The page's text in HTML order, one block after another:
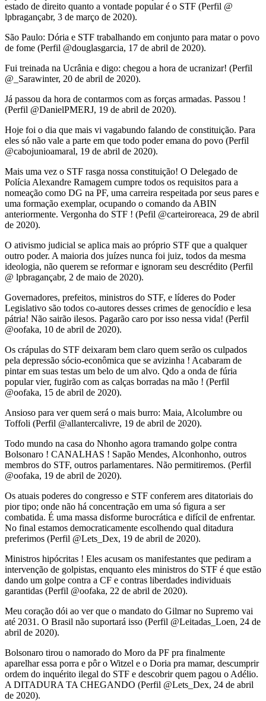
estado de direito quanto a vontade popular é o STF (Perfil @
lpbragançabr, 3 de março de 2020).
São Paulo: Dória e STF trabalhando em conjunto para matar o povo
de fome (Perfil @douglasgarcia, 17 de abril de 2020).
Fui treinada na Ucrânia e digo: chegou a hora de ucranizar! (Perfil
@_Sarawinter, 20 de abril de 2020).
Já passou da hora de contarmos com as forças armadas. Passou !
(Perfil @DanielPMERJ, 19 de abril de 2020).
Hoje foi o dia que mais vi vagabundo falando de constituição. Para
eles só não vale a parte em que todo poder emana do povo (Perfil
@cabojunioamaral, 19 de abril de 2020).
Mais uma vez o STF rasga nossa constituição! O Delegado de
Polícia Alexandre Ramagem cumpre todos os requisitos para a
nomeação como DG na PF, uma carreira respeitada por seus pares e
uma formação exemplar, ocupando o comando da ABIN
anteriormente. Vergonha do STF ! (Pefil @carteiroreaca, 29 de abril
de 2020).
O ativismo judicial se aplica mais ao próprio STF que a qualquer
outro poder. A maioria dos juízes nunca foi juiz, todos da mesma
ideologia, não querem se reformar e ignoram seu descrédito (Perfil
@ lpbragançabr, 2 de maio de 2020).
Governadores, prefeitos, ministros do STF, e líderes do Poder
Legislativo são todos co-autores desses crimes de genocídio e lesa
pátria! Não sairão ilesos. Pagarão caro por isso nessa vida! (Perfil
@oofaka, 10 de abril de 2020).
Os crápulas do STF deixaram bem claro quem serão os culpados
pela depressão sócio-econômica que se avizinha ! Acabaram de
pintar em suas testas um belo de um alvo. Qdo a onda de fúria
popular vier, fugirão com as calças borradas na mão ! (Perfil
@oofaka, 15 de abril de 2020).
Ansioso para ver quem será o mais burro: Maia, Alcolumbre ou
Toffoli (Perfil @allantercalivre, 19 de abril de 2020).
Todo mundo na casa do Nhonho agora tramando golpe contra
Bolsonaro ! CANALHAS ! Sapão Mendes, Alconhonho, outros
membros do STF, outros parlamentares. Não permitiremos. (Perfil
@oofaka, 19 de abril de 2020).
Os atuais poderes do congresso e STF conferem ares ditatoriais do
pior tipo; onde não há concentração em uma só figura a ser
combatida. É uma massa disforme burocrática e difícil de enfrentar.
No final estamos democraticamente escolhendo qual ditadura
preferimos (Perfil @Lets_Dex, 19 de abril de 2020).
Ministros hipócritas ! Eles acusam os manifestantes que pediram a
intervenção de golpistas, enquanto eles ministros do STF é que estão
dando um golpe contra a CF e contras liberdades individuais
garantidas (Perfil @oofaka, 22 de abril de 2020).
Meu coração dói ao ver que o mandato do Gilmar no Supremo vai
até 2031. O Brasil não suportará isso (Perfil @Leitadas_Loen, 24 de
abril de 2020).
Bolsonaro tirou o namorado do Moro da PF pra finalmente
aparelhar essa porra e pôr o Witzel e o Doria pra mamar, descumprir
ordem do inquérito ilegal do STF e descobrir quem pagou o Adélio.
A DITADURA TA CHEGANDO (Perfil @Lets_Dex, 24 de abril
de 2020).